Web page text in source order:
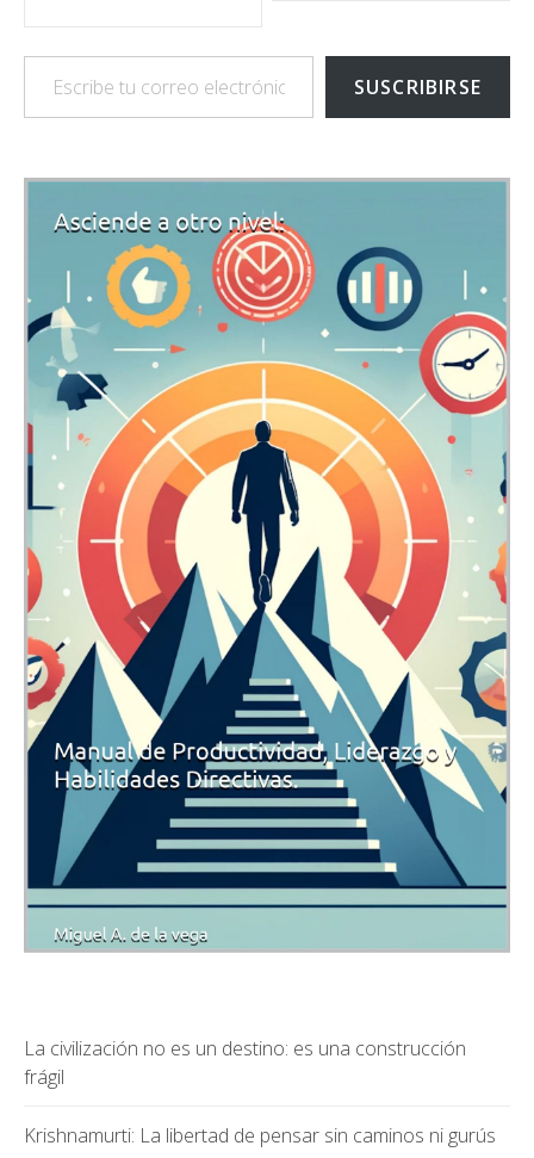
Escribe tu correo electrónico…
SUSCRIBIRSE
La civilización no es un destino: es una construcción
frágil
Krishnamurti: La libertad de pensar sin caminos ni gurús